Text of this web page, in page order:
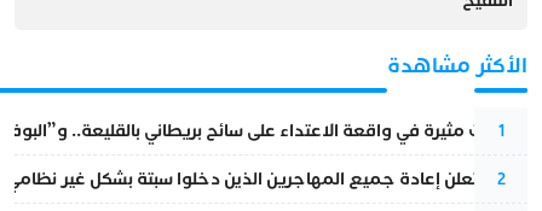
الأكثر مشاهدة
1
تطورات مثيرة في واقعة الاعتداء على سائح بريطاني بالقليعة..
2
إسبانيا تعلن إعادة جميع المهاجرين الذين دخلوا سبتة بشكل غير